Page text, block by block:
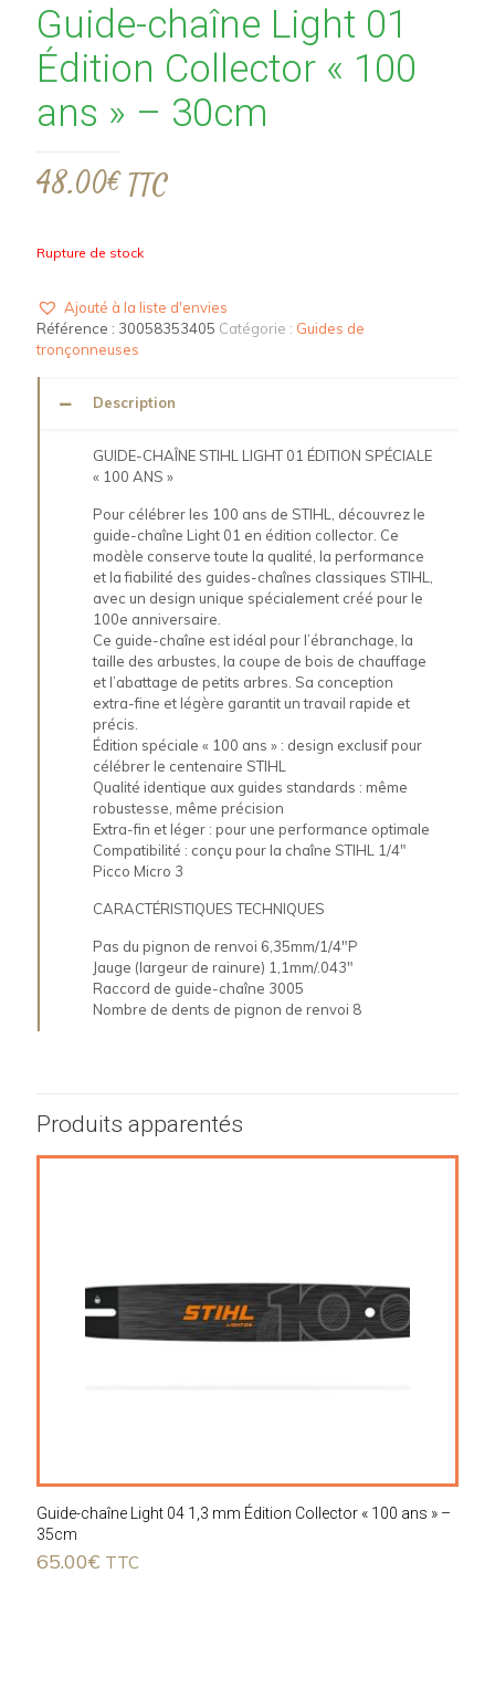
Guide-chaîne Light 01
Édition Collector « 100
ans » – 30cm
48.00€ TTC
Rupture de stock
Ajouté à la liste d'envies
Référence : 30058353405 Catégorie : Guides de
tronçonneuses
Description
GUIDE-CHAÎNE STIHL LIGHT 01 ÉDITION SPÉCIALE
« 100 ANS »
Pour célébrer les 100 ans de STIHL, découvrez le
guide-chaîne Light 01 en édition collector. Ce
modèle conserve toute la qualité, la performance
et la fiabilité des guides-chaînes classiques STIHL,
avec un design unique spécialement créé pour le
100e anniversaire.
Ce guide-chaîne est idéal pour l’ébranchage, la
taille des arbustes, la coupe de bois de chauffage
et l’abattage de petits arbres. Sa conception
extra-fine et légère garantit un travail rapide et
précis.
Édition spéciale « 100 ans » : design exclusif pour
célébrer le centenaire STIHL
Qualité identique aux guides standards : même
robustesse, même précision
Extra-fin et léger : pour une performance optimale
Compatibilité : conçu pour la chaîne STIHL 1/4″
Picco Micro 3
CARACTÉRISTIQUES TECHNIQUES
Pas du pignon de renvoi 6,35mm/1/4″P
Jauge (largeur de rainure) 1,1mm/.043″
Raccord de guide-chaîne 3005
Nombre de dents de pignon de renvoi 8
Produits apparentés
Guide-chaîne Light 04 1,3 mm Édition Collector « 100 ans » –
35cm
65.00€ TTC